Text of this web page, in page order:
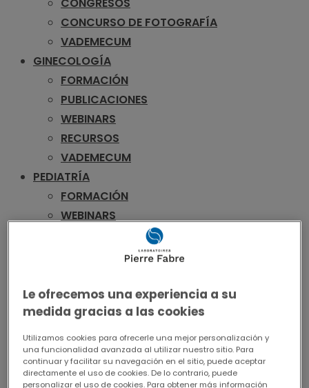
CONCURSO DE FOTOGRAFÍA
VADEMECUM
GINECOLOGÍA
FORMACIÓN
PUBLICACIONES
WEBINARS
RECURSOS
VADEMECUM
PEDIATRÍA
FORMACIÓN
WEBINARS
VADEMECUM
FORMACIÓN
PUBLICACIONES
WEBINARS
RECURSOS
VADEMECUM
Le ofrecemos una experiencia a su
medida gracias a las cookies
Utilizamos cookies para ofrecerle una mejor personalización y
una funcionalidad avanzada al utilizar nuestro sitio. Para
continuar y facilitar su navegación en el sitio, puede aceptar
directamente el uso de cookies. De lo contrario, puede
personalizar el uso de cookies. Para obtener más información